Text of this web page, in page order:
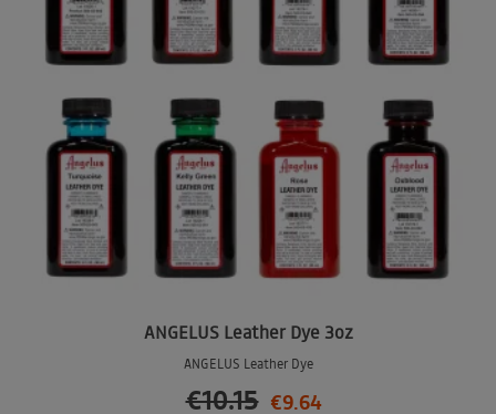
ANGELUS Leather Dye 3oz
ANGELUS Leather Dye
€10.15 €9.64